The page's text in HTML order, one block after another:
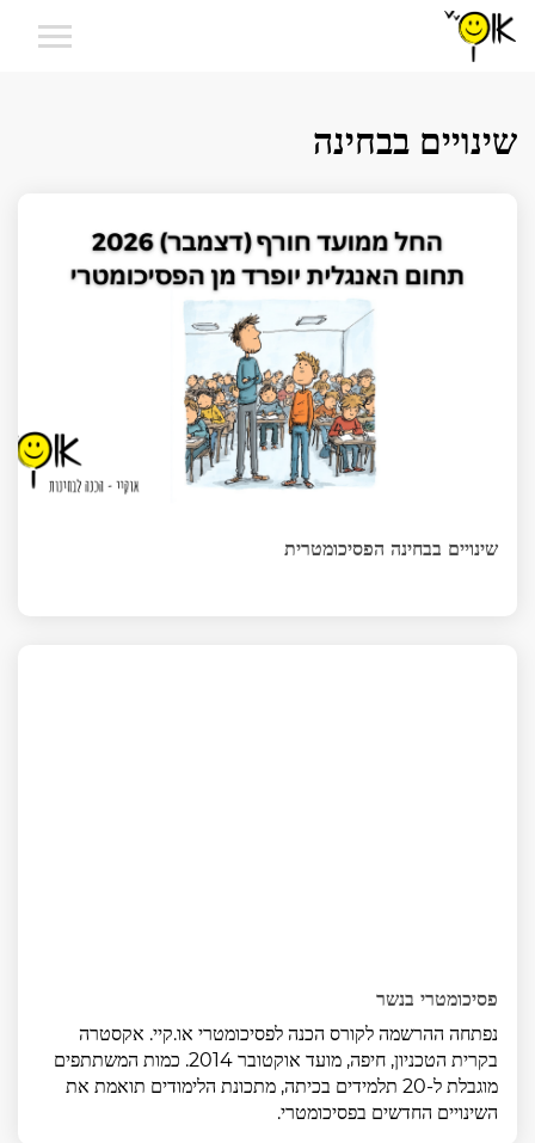
שינויים בבחינה
שינויים בבחינה הפסיכומטרית
פסיכומטרי בנשר
נפתחה ההרשמה לקורס הכנה לפסיכומטרי או.קיי. אקסטרה
בקרית הטכניון, חיפה, מועד אוקטובר 2014. כמות המשתתפים
מוגבלת ל-20 תלמידים בכיתה, מתכונת הלימודים תואמת את
השינויים החדשים בפסיכומטרי.